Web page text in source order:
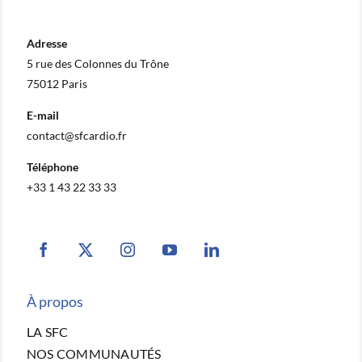
Adresse
5 rue des Colonnes du Trône
75012 Paris
E-mail
contact@sfcardio.fr
Téléphone
+33 1 43 22 33 33
À propos
LA SFC
NOS COMMUNAUTÉS